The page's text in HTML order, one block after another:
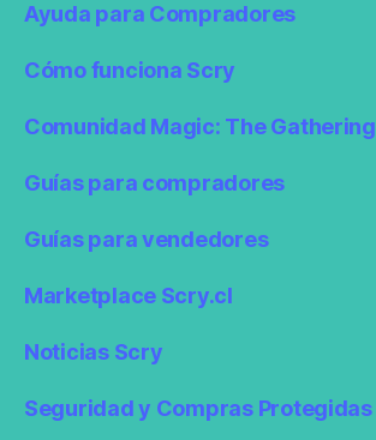
Ayuda para Compradores
Cómo funciona Scry
Comunidad Magic: The Gathering
Guías para compradores
Guías para vendedores
Marketplace Scry.cl
Noticias Scry
Seguridad y Compras Protegidas